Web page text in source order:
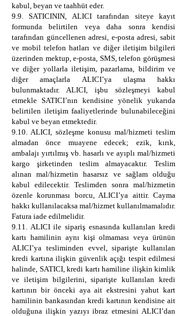
kabul, beyan ve taahhüt eder.
9.9. SATICININ, ALICI tarafından siteye kayıt
formunda belirtilen veya daha sonra kendisi
tarafından güncellenen adresi, e-posta adresi, sabit
ve mobil telefon hatları ve diğer iletişim bilgileri
üzerinden mektup, e-posta, SMS, telefon görüşmesi
ve diğer yollarla iletişim, pazarlama, bildirim ve
diğer amaçlarla ALICI’ya ulaşma hakkı
bulunmaktadır. ALICI, işbu sözleşmeyi kabul
etmekle SATICI’nın kendisine yönelik yukarıda
belirtilen iletişim faaliyetlerinde bulunabileceğini
kabul ve beyan etmektedir.
9.10. ALICI, sözleşme konusu mal/hizmeti teslim
almadan önce muayene edecek; ezik, kırık,
ambalajı yırtılmış vb. hasarlı ve ayıplı mal/hizmeti
kargo şirketinden teslim almayacaktır. Teslim
alınan mal/hizmetin hasarsız ve sağlam olduğu
kabul edilecektir. Teslimden sonra mal/hizmetin
özenle korunması borcu, ALICI’ya aittir. Cayma
hakkı kullanılacaksa mal/hizmet kullanılmamalıdır.
Fatura iade edilmelidir.
9.11. ALICI ile sipariş esnasında kullanılan kredi
kartı hamilinin aynı kişi olmaması veya ürünün
ALICI’ya tesliminden evvel, siparişte kullanılan
kredi kartına ilişkin güvenlik açığı tespit edilmesi
halinde, SATICI, kredi kartı hamiline ilişkin kimlik
ve iletişim bilgilerini, siparişte kullanılan kredi
kartının bir önceki aya ait ekstresini yahut kart
hamilinin bankasından kredi kartının kendisine ait
olduğuna ilişkin yazıyı ibraz etmesini ALICI’dan